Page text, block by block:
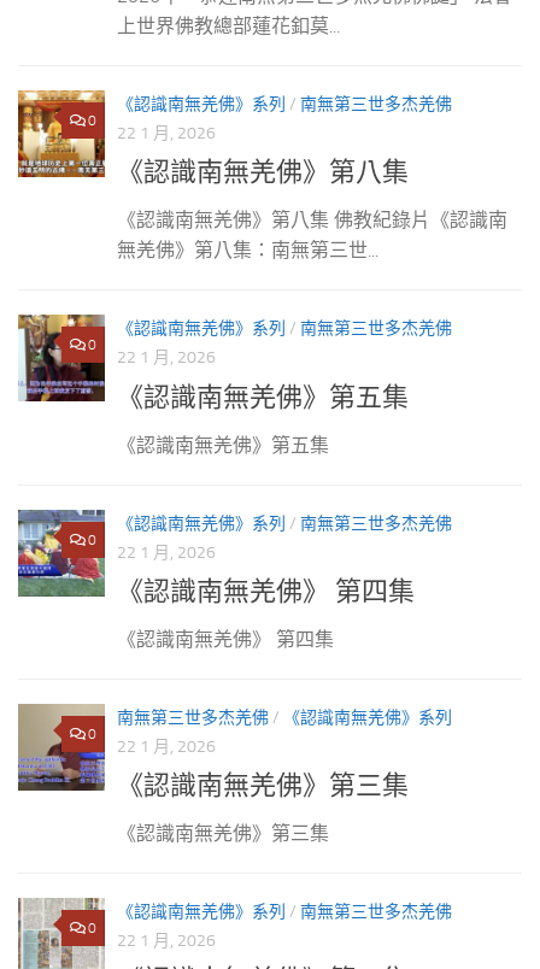
上世界佛教總部蓮花釦莫...
0
《認識南無羌佛》系列 / 南無第三世多杰羌佛
22 1 月, 2026
《認識南無羌佛》第八集
《認識南無羌佛》第八集 佛教紀錄片《認識南
無羌佛》第八集：南無第三世...
0
《認識南無羌佛》系列 / 南無第三世多杰羌佛
22 1 月, 2026
《認識南無羌佛》第五集
《認識南無羌佛》第五集
0
《認識南無羌佛》系列 / 南無第三世多杰羌佛
22 1 月, 2026
《認識南無羌佛》 第四集
《認識南無羌佛》 第四集
0
南無第三世多杰羌佛/
《認識南無羌佛》系列
22 1 月, 2026
《認識南無羌佛》第三集
《認識南無羌佛》第三集
0
《認識南無羌佛》系列 / 南無第三世多杰羌佛
22 1 月, 2026